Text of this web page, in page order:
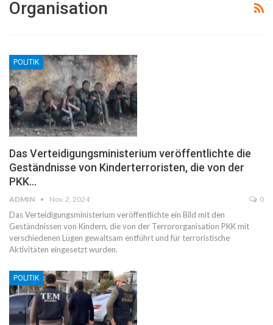
Organisation
POLITIK
Das Verteidigungsministerium veröffentlichte die
Geständnisse von Kinderterroristen, die von der
PKK…
ADMIN Nov. 2, 2024 0
Das Verteidigungsministerium veröffentlichte ein Bild mit den
Geständnissen von Kindern, die von der Terrororganisation PKK mit
verschiedenen Lügen gewaltsam entführt und für terroristische
Aktivitäten eingesetzt wurden.
POLITIK